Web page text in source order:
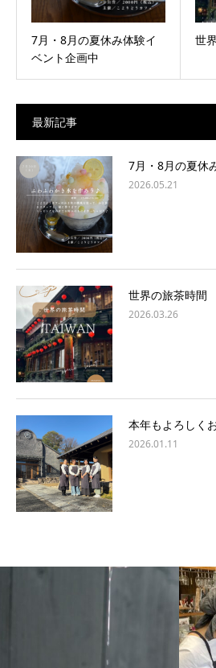
7月・8月の夏休み体験イ
ベント企画中
世
最新記事
7月・8月の夏休
2026.05.21
世界の旅茶時間
2026.03.26
本年もよろしく
2026.01.11